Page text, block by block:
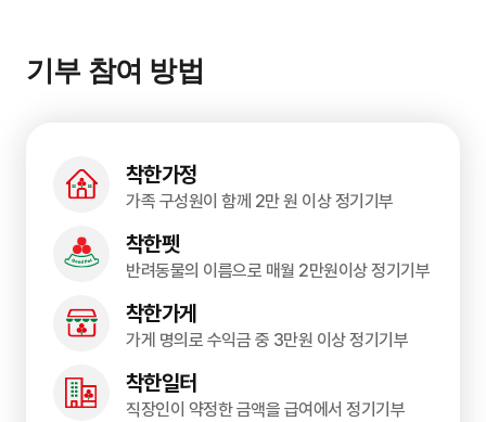
기부 참여 방법
착한가정
가족 구성원이 함께 2만 원 이상 정기기부
착한펫
반려동물의 이름으로 매월 2만원이상 정기기부
착한가게
가게 명의로 수익금 중 3만원 이상 정기기부
착한일터
직장인이 약정한 금액을 급여에서 정기기부